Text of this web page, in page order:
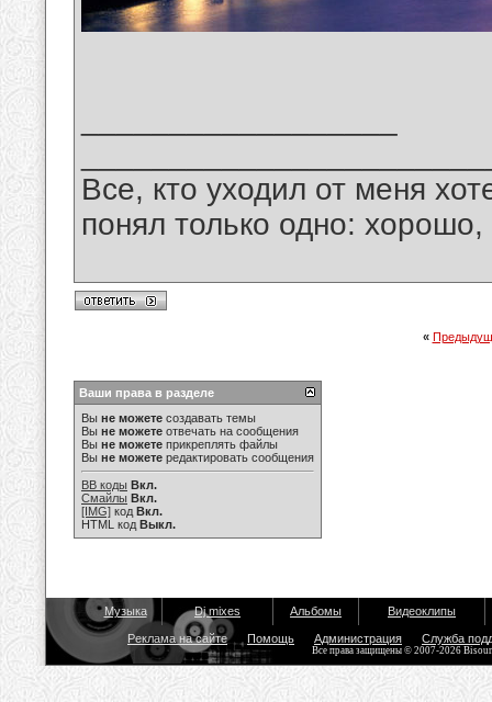
Все, кто уходил от меня
понял только одно:
«
Ваши права в разделе
Вы не можете создавать темы
Вы не можете отвечать на сообщения
Вы не можете прикреплять файлы
Вы не можете редактировать сообщения
BB коды Вкл.
Смайлы Вкл.
[IMG] код Вкл.
HTML код Выкл.
Музыка Dj mixes Альбомы Видеоклипы
Реклама на сайте Помощь Администрация Служба
Все права защищены © 2007-2026